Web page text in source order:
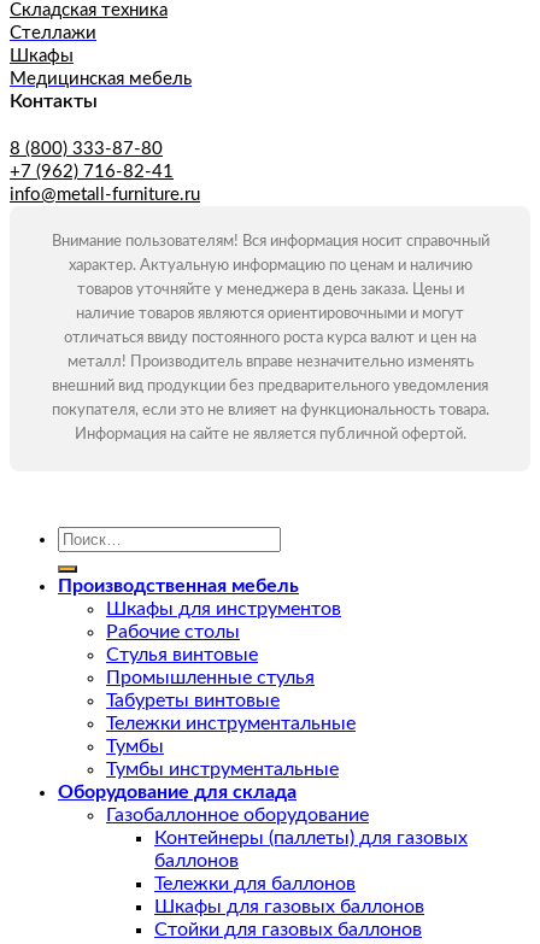
Складская техника
Стеллажи
Шкафы
Медицинская мебель
Контакты
8 (800) 333-87-80
+7 (962) 716-82-41
info@metall-furniture.ru
Внимание пользователям! Вся информация носит справочный
характер. Актуальную информацию по ценам и наличию
товаров уточняйте у менеджера в день заказа. Цены и
наличие товаров являются ориентировочными и могут
отличаться ввиду постоянного роста курса валют и цен на
металл! Производитель вправе незначительно изменять
внешний вид продукции без предварительного уведомления
покупателя, если это не влияет на функциональность товара.
Информация на сайте не является публичной офертой.
Искать:
Производственная мебель
Шкафы для инструментов
Рабочие столы
Стулья винтовые
Промышленные стулья
Табуреты винтовые
Тележки инструментальные
Тумбы
Тумбы инструментальные
Оборудование для склада
Газобаллонное оборудование
Контейнеры (паллеты) для газовых
баллонов
Тележки для баллонов
Шкафы для газовых баллонов
Стойки для газовых баллонов